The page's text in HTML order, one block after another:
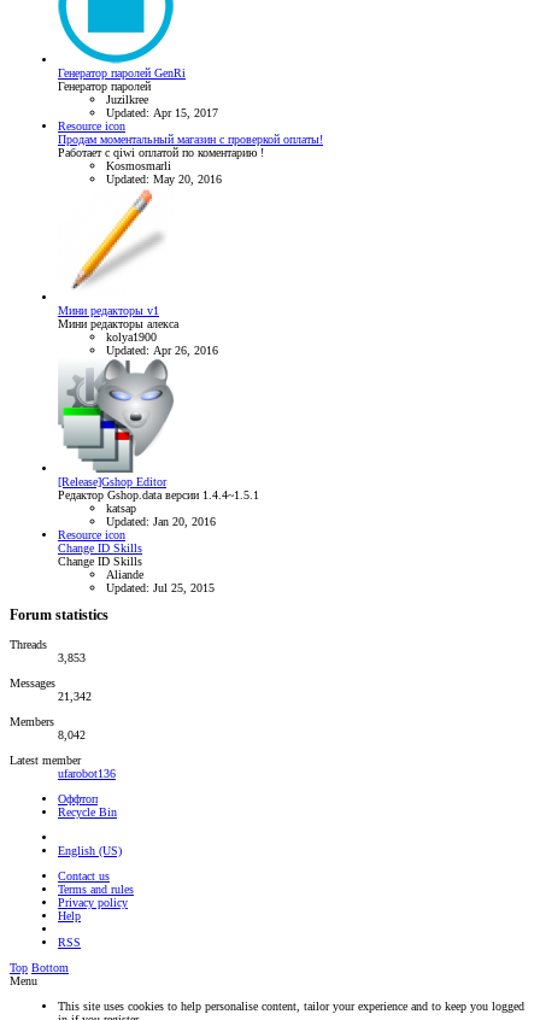
Генератор паролей GenRi
Генератор паролей
Juzilkree
Updated: Apr 15, 2017
Resource icon
Продам моментальный магазин с проверкой оплаты!
Работает с qiwi оплатой по коментарию !
Kosmosmarli
Updated: May 20, 2016
Мини редакторы v1
Мини редакторы алекса
kolya1900
Updated: Apr 26, 2016
[Release]Gshop Editor
Редактор Gshop.data версии 1.4.4~1.5.1
katsap
Updated: Jan 20, 2016
Resource icon
Change ID Skills
Change ID Skills
Aliande
Updated: Jul 25, 2015
Forum statistics
Threads
3,853
Messages
21,342
Members
8,042
Latest member
ufarobot136
Оффтоп
Recycle Bin
English (US)
Contact us
Terms and rules
Privacy policy
Help
RSS
Top Bottom
Menu
This site uses cookies to help personalise content, tailor your experience and to keep you logged